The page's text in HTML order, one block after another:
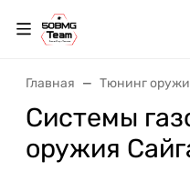
Главная Тюнинг
Системы
оружия